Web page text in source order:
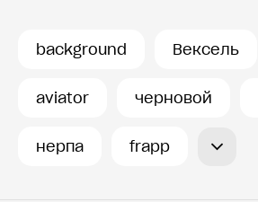
История запросов
background Вексель
aviator черновой
нерпа frapp